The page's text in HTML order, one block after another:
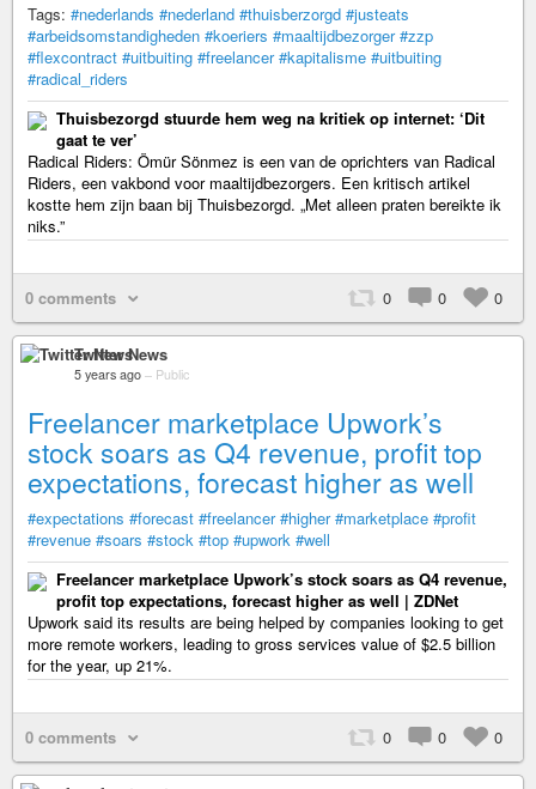
Tags: #nederlands #nederland #thuisberzorgd #justeats
#arbeidsomstandigheden #koeriers #maaltijdbezorger #zzp
#flexcontract #uitbuiting #freelancer #kapitalisme #uitbuiting
#radical_riders
Thuisbezorgd stuurde hem weg na kritiek op internet: ‘Dit
gaat te ver’
Radical Riders: Ömür Sönmez is een van de oprichters van Radical
Riders, een vakbond voor maaltijdbezorgers. Een kritisch artikel
kostte hem zijn baan bij Thuisbezorgd. „Met alleen praten bereikte ik
niks.”
0 comments 0 0 0
Twitter News
5 years ago – Public
Freelancer marketplace Upwork’s
stock soars as Q4 revenue, profit top
expectations, forecast higher as well
#expectations #forecast #freelancer #higher #marketplace #profit
#revenue #soars #stock #top #upwork #well
Freelancer marketplace Upwork’s stock soars as Q4 revenue,
profit top expectations, forecast higher as well | ZDNet
Upwork said its results are being helped by companies looking to get
more remote workers, leading to gross services value of $2.5 billion
for the year, up 21%.
0 comments 0 0 0